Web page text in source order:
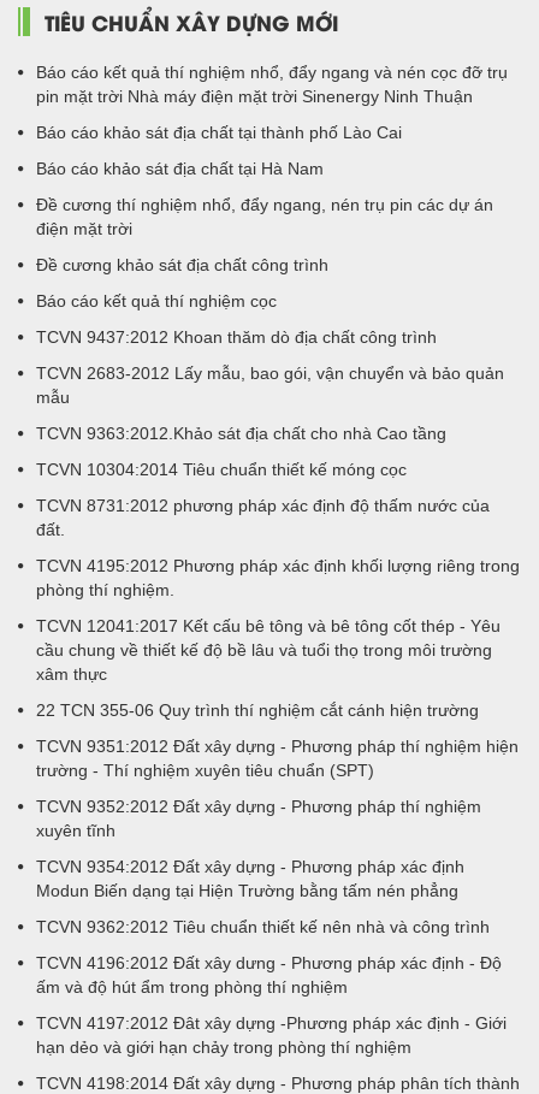
TIÊU CHUẨN XÂY DỰNG MỚI
Báo cáo kết quả thí nghiệm nhổ, đẩy ngang và nén cọc đỡ trụ
pin mặt trời Nhà máy điện mặt trời Sinenergy Ninh Thuận
Báo cáo khảo sát địa chất tại thành phố Lào Cai
Báo cáo khảo sát địa chất tại Hà Nam
Đề cương thí nghiệm nhổ, đẩy ngang, nén trụ pin các dự án
điện mặt trời
Đề cương khảo sát địa chất công trình
Báo cáo kết quả thí nghiệm cọc
TCVN 9437:2012 Khoan thăm dò địa chất công trình
TCVN 2683-2012 Lấy mẫu, bao gói, vận chuyển và bảo quản
mẫu
TCVN 9363:2012.Khảo sát địa chất cho nhà Cao tầng
TCVN 10304:2014 Tiêu chuẩn thiết kế móng cọc
TCVN 8731:2012 phương pháp xác định độ thấm nước của
đất.
TCVN 4195:2012 Phương pháp xác định khối lượng riêng trong
phòng thí nghiệm.
TCVN 12041:2017 Kết cấu bê tông và bê tông cốt thép - Yêu
cầu chung về thiết kế độ bề lâu và tuổi thọ trong môi trường
xâm thực
22 TCN 355-06 Quy trình thí nghiệm cắt cánh hiện trường
TCVN 9351:2012 Đất xây dựng - Phương pháp thí nghiệm hiện
trường - Thí nghiệm xuyên tiêu chuẩn (SPT)
TCVN 9352:2012 Đất xây dựng - Phương pháp thí nghiệm
xuyên tĩnh
TCVN 9354:2012 Đất xây dựng - Phương pháp xác định
Modun Biến dạng tại Hiện Trường bằng tấm nén phẳng
TCVN 9362:2012 Tiêu chuẩn thiết kế nên nhà và công trình
TCVN 4196:2012 Đất xây dưng - Phương pháp xác định - Độ
ấm và độ hút ẩm trong phòng thí nghiệm
TCVN 4197:2012 Đât xây dựng -Phương pháp xác định - Giới
hạn dẻo và giới hạn chảy trong phòng thí nghiệm
TCVN 4198:2014 Đất xây dựng - Phương pháp phân tích thành